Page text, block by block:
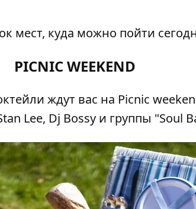
мест, куда можно пойти
PICNIC WEEKEND
ждут вас на Picnic
Lee, Dj Bossy и группы "Soul